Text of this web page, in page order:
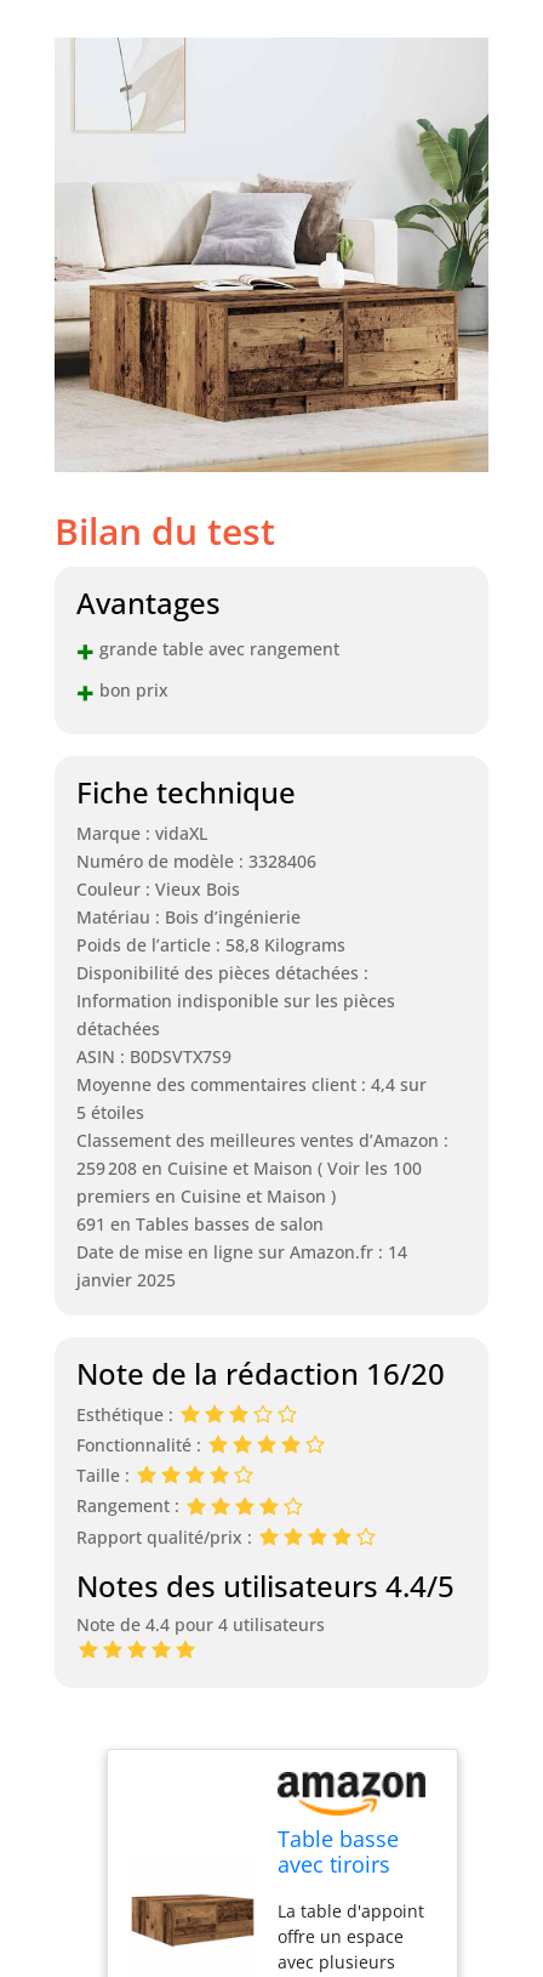
Bilan du test
Avantages
+ grande table avec rangement
+ bon prix
Fiche technique
Marque : vidaXL
Numéro de modèle : 3328406
Couleur : Vieux Bois
Matériau : Bois d’ingénierie
Poids de l’article : 58,8 Kilograms
Disponibilité des pièces détachées :
Information indisponible sur les pièces
détachées
ASIN : B0DSVTX7S9
Moyenne des commentaires client : 4,4 sur
5 étoiles
Classement des meilleures ventes d’Amazon :
259 208 en Cuisine et Maison ( Voir les 100
premiers en Cuisine et Maison )
691 en Tables basses de salon
Date de mise en ligne sur Amazon.fr : 14
janvier 2025
Note de la rédaction 16/20
Esthétique :
Fonctionnalité :
Taille :
Rangement :
Rapport qualité/prix :
Notes des utilisateurs 4.4/5
Note de 4.4 pour 4 utilisateurs
Table basse
avec tiroirs
100x100x40 cm
La table d'appoint
offre un espace
avec plusieurs